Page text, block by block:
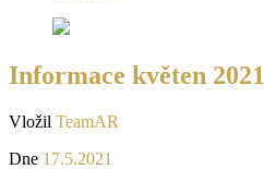
Informace květen 2021
Vložil TeamAR
Dne 17.5.2021